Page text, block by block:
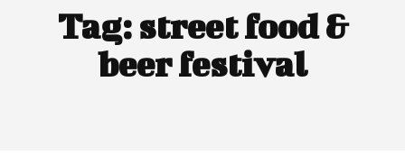
Tag: street food &
beer festival